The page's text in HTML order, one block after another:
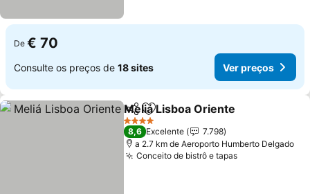
De € 70
Consulte os preços de 18 sites Ver preços
PartilharAdicionar aos favoritos
Meliá Lisboa Oriente
4 Estrelas
8,6 Excelente
7.798
a 2.7 km de Aeroporto Humberto Delgado
Conceito de bistrô e tapas